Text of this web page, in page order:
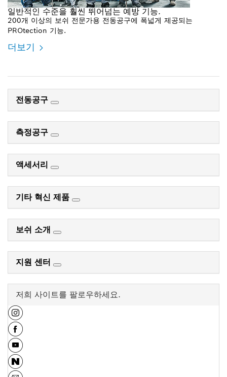
일반적인 수준을 훨씬 뛰어넘는 예방 기능.
200개 이상의 보쉬 전문가용 전동공구에 폭넓게 제공되는
PROtection 기능.
더보기
전동공구
측정공구
액세서리
기타 혁신 제품
보쉬 소개
지원 센터
저희 사이트를 팔로우하세요.